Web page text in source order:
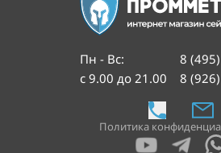
Пн - Вс:
с 9.00 до 21.00
8
8
Политика